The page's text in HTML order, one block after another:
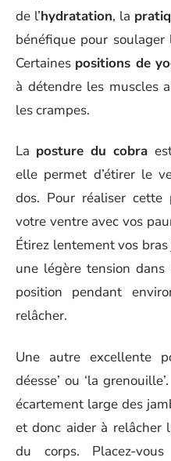
de l’hydratation, la
bénéfique pour soulager
Certaines positions de
à détendre les muscles
les crampes.
La posture du cobra
elle permet d’étirer le
dos. Pour réaliser cette
votre ventre avec vos
Étirez lentement vos
une légère tension
position pendant
relâcher.
Une autre excellente
déesse’ ou ‘la
écartement large des
et donc aider à relâcher
du corps. Placez-